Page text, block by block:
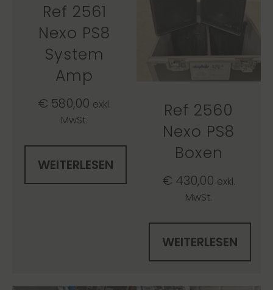
Ref 2561
Nexo PS8
System
Amp
€ 580,00 exkl.
MwSt.
WEITERLESEN
Ref 2560
Nexo PS8
Boxen
€ 430,00 exkl.
MwSt.
WEITERLESEN